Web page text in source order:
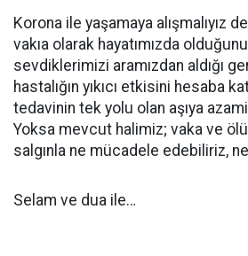
Korona ile yaşamaya alışmalıyız
vakıa olarak hayatımızda
sevdiklerimizi aramızdan aldığı
hastalığın yıkıcı etkisini hesaba
tedavinin tek yolu olan aşıya
Yoksa mevcut halimiz; vaka ve
salgınla ne mücadele edebiliriz,
Selam ve dua ile…